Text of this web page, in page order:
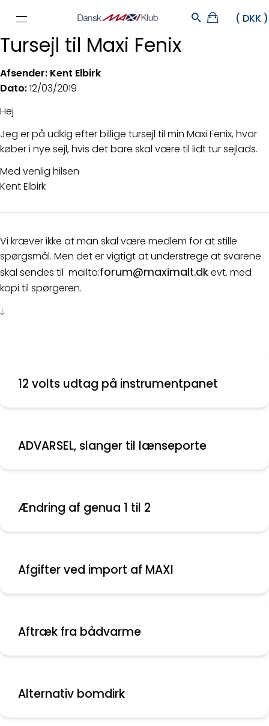
Tursejl til Maxi Fenix
Afsender:​ Kent Elbirk
Dato:12/03/2019
Hej
Jeg er på udkig efter billige tursejl til min Maxi Fenix, hvor
køber i nye sejl, hvis det bare skal være til lidt tur sejlads.
Med venlig hilsen
Kent Elbirk
Vi kræver ikke at man skal være medlem for at stille
spørgsmål. Men det er vigtigt at understrege at svarene
skal sendes til mailto:forum@maximalt.dkevt. med
kopi til spørgeren.
12 volts udtag på instrumentpanet
ADVARSEL, slanger til lænseporte
Ændring af genua 1 til 2
Afgifter ved import af MAXI
Aftræk fra bådvarme
Alternativ bomdirk